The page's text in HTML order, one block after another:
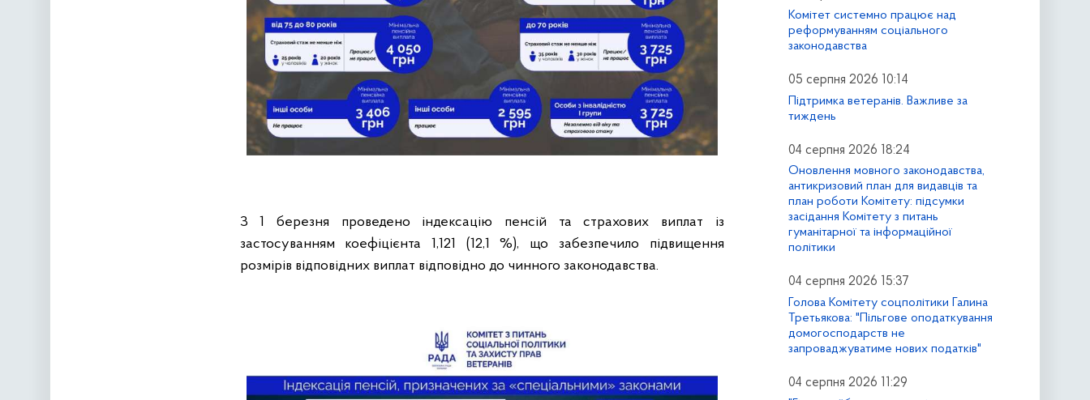
З 1 березня проведено індексацію пенсій та страхових виплат із
застосуванням коефіцієнта 1,121 (12,1 %), що забезпечило підвищення
розмірів відповідних виплат відповідно до чинного законодавства.
Комітет системно працює над
реформуванням соціального
законодавства
05 серпня 2026 10:14
Підтримка ветеранів. Важливе за
тиждень
04 серпня 2026 18:24
Оновлення мовного законодавства,
антикризовий план для видавців та
план роботи Комітету: підсумки
засідання Комітету з питань
гуманітарної та інформаційної
політики
04 серпня 2026 15:37
Голова Комітету соцполітики Галина
Третьякова: "Пільгове оподаткування
домогосподарств не
запроваджуватиме нових податків"
04 серпня 2026 11:29